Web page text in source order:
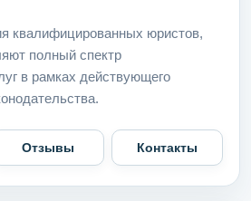
квалифицированных юристов,
полный спектр
в рамках действующего
Отзывы Контакты